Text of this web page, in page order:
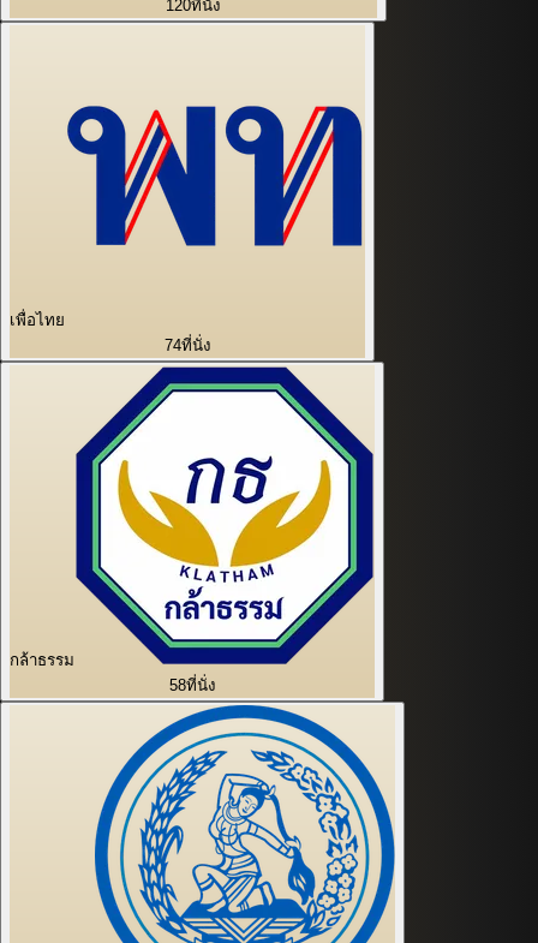
120ที่นั่ง
เพื่อไทย
74ที่นั่ง
กล้าธรรม
58ที่นั่ง